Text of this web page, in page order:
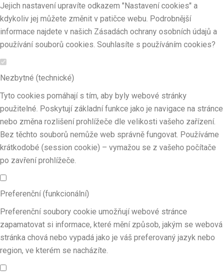
Jejich nastavení upravíte odkazem "Nastavení cookies" a
kdykoliv jej můžete změnit v patičce webu. Podrobnější
informace najdete v našich Zásadách ochrany osobních údajů a
používání souborů cookies. Souhlasíte s používáním cookies?
Nezbytné (technické)
Tyto cookies pomáhají s tím, aby byly webové stránky
použitelné. Poskytují základní funkce jako je navigace na stránce
nebo změna rozlišení prohlížeče dle velikosti vašeho zařízení.
Bez těchto souborů nemůže web správně fungovat. Používáme
krátkodobé (session cookie) – vymažou se z vašeho počítače
po zavření prohlížeče.
Preferenční (funkcionální)
Preferenční soubory cookie umožňují webové stránce
zapamatovat si informace, které mění způsob, jakým se webová
stránka chová nebo vypadá jako je váš preferovaný jazyk nebo
region, ve kterém se nacházíte.